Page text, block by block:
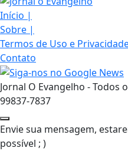
Início |
Sobre |
Termos de Uso e
Contato
Jornal O Evangelho - Todos
99837-7837
Envie sua mensagem,
possível ; )